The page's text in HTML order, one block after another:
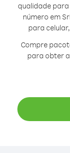
qualidade para
número em
para
Compre
para obter